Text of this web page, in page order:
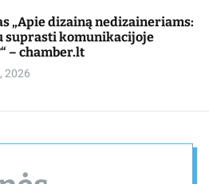
„Apie dizainą nedizaineriams:
suprasti komunikacijoje
– chamber.lt
2026